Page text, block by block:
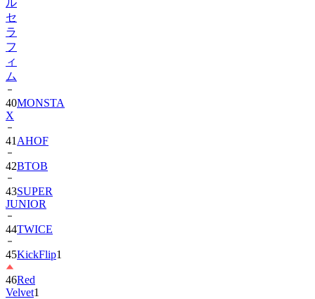
ラ
フ
ィ
ム
40
X
41
42 BTOB
43SUPER
JUNIOR
44TWICE
45KickFlip
46Red
Velvet
47AND2BLE